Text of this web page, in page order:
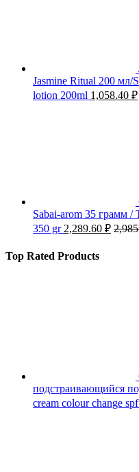
Jasmine Ritual 200 мл/
lotion 200ml 1,058.40 ₽
Sabai-arom 35 грамм /
350 gr 2,289.60 ₽
Top Rated Products
подстраивающийся
cream colour change